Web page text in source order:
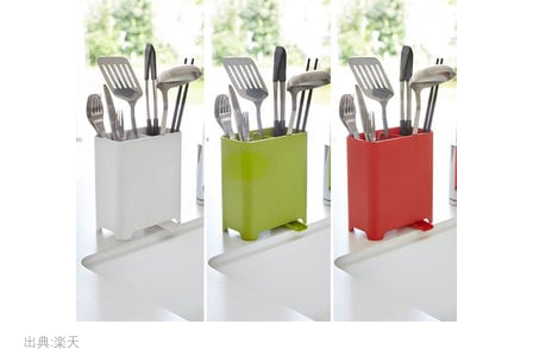
出典:楽天